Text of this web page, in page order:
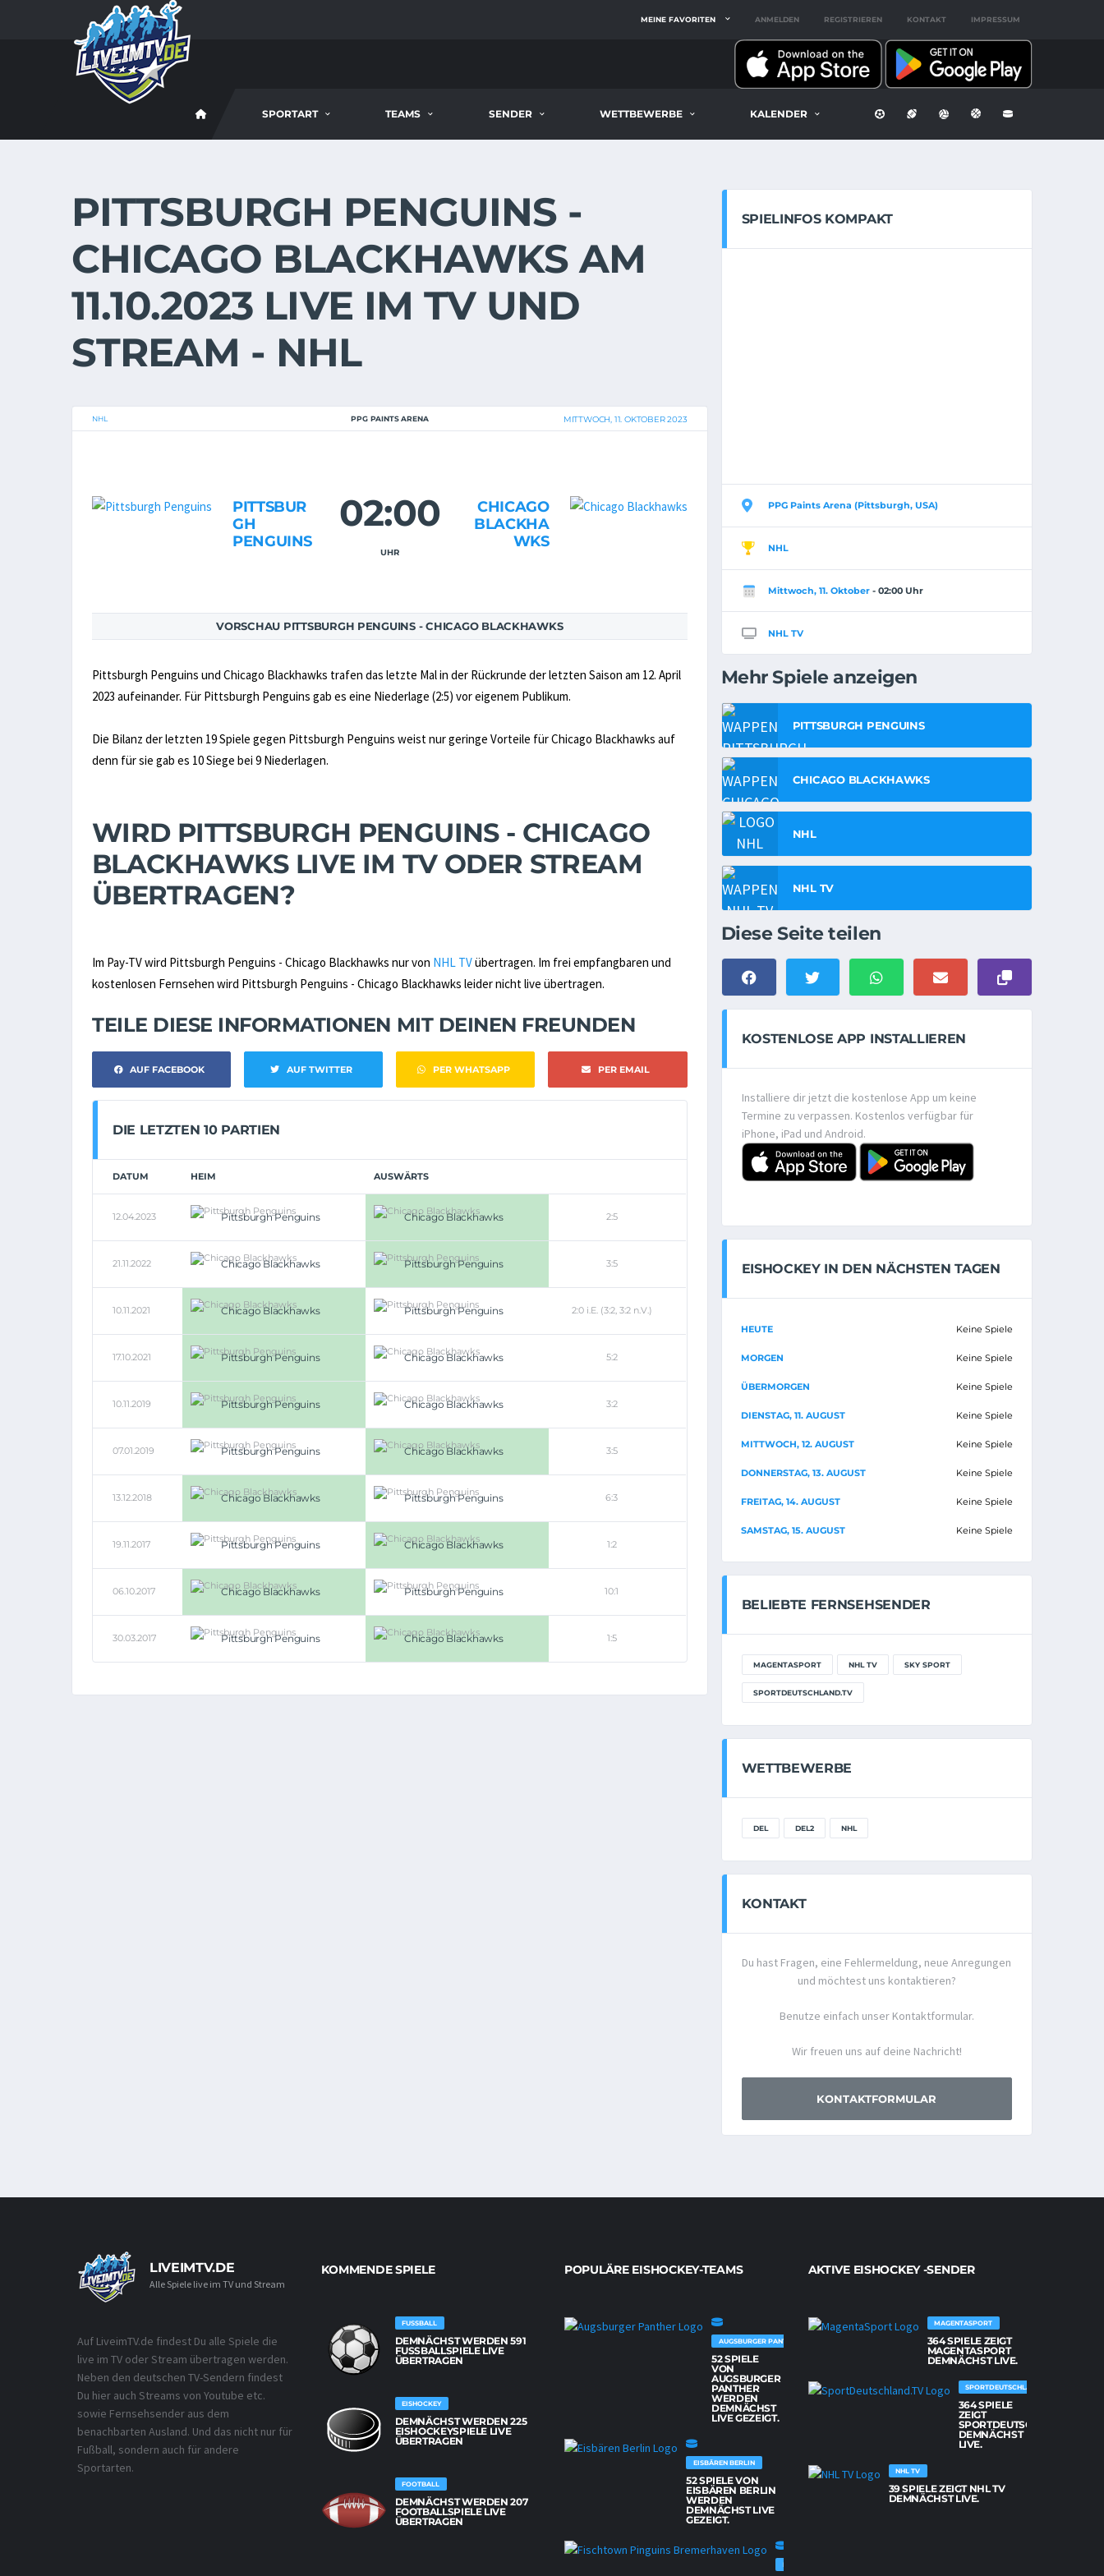
MEINE FAVORITEN ANMELDEN REGISTRIEREN KONTAKT IMPRESSUM
SPORTART TEAMS SENDER WETTBEWERBE KALENDER
PITTSBURGH PENGUINS -
CHICAGO BLACKHAWKS AM
11.10.2023 LIVE IM TV UND
STREAM - NHL
NHL PPG PAINTS ARENA MITTWOCH, 11. OKTOBER 2023
PITTSBUR
GH
PENGUINS
02:00
UHR
CHICAGO
BLACKHA
WKS
VORSCHAU PITTSBURGH PENGUINS - CHICAGO BLACKHAWKS
Pittsburgh Penguins und Chicago Blackhawks trafen das letzte Mal in der Rückrunde der letzten Saison am 12. April
2023 aufeinander. Für Pittsburgh Penguins gab es eine Niederlage (2:5) vor eigenem Publikum.
Die Bilanz der letzten 19 Spiele gegen Pittsburgh Penguins weist nur geringe Vorteile für Chicago Blackhawks auf
denn für sie gab es 10 Siege bei 9 Niederlagen.
WIRD PITTSBURGH PENGUINS - CHICAGO
BLACKHAWKS LIVE IM TV ODER STREAM
ÜBERTRAGEN?
Im Pay-TV wird Pittsburgh Penguins - Chicago Blackhawks nur von NHL TVübertragen. Im frei empfangbaren und
kostenlosen Fernsehen wird Pittsburgh Penguins - Chicago Blackhawks leider nicht live übertragen.
TEILE DIESE INFORMATIONEN MIT DEINEN FREUNDEN
AUF FACEBOOK AUF TWITTER PER WHATSAPP PER EMAIL
DIE LETZTEN 10 PARTIEN
DATUM HEIM AUSWÄRTS
12.04.2023 Pittsburgh Penguins Chicago Blackhawks 2:5
21.11.2022 Chicago Blackhawks Pittsburgh Penguins 3:5
10.11.2021 Chicago Blackhawks Pittsburgh Penguins 2:0 i.E. (3:2, 3:2 n.V.)
17.10.2021 Pittsburgh Penguins Chicago Blackhawks 5:2
10.11.2019 Pittsburgh Penguins Chicago Blackhawks 3:2
07.01.2019 Pittsburgh Penguins Chicago Blackhawks 3:5
13.12.2018 Chicago Blackhawks Pittsburgh Penguins 6:3
19.11.2017 Pittsburgh Penguins Chicago Blackhawks 1:2
06.10.2017 Chicago Blackhawks Pittsburgh Penguins 10:1
30.03.2017 Pittsburgh Penguins Chicago Blackhawks 1:5
SPIELINFOS KOMPAKT
PPG Paints Arena (Pittsburgh, USA)
NHL
Mittwoch, 11. Oktober- 02:00 Uhr
NHL TV
Mehr Spiele anzeigen
PITTSBURGH PENGUINS
CHICAGO BLACKHAWKS
NHL
NHL TV
Diese Seite teilen
KOSTENLOSE APP INSTALLIEREN
Installiere dir jetzt die kostenlose App um keine
Termine zu verpassen. Kostenlos verfügbar für
iPhone, iPad und Android.
EISHOCKEY IN DEN NÄCHSTEN TAGEN
HEUTE Keine Spiele
MORGEN Keine Spiele
ÜBERMORGEN Keine Spiele
DIENSTAG, 11. AUGUST Keine Spiele
MITTWOCH, 12. AUGUST Keine Spiele
DONNERSTAG, 13. AUGUST Keine Spiele
FREITAG, 14. AUGUST Keine Spiele
SAMSTAG, 15. AUGUST Keine Spiele
BELIEBTE FERNSEHSENDER
MAGENTASPORT NHL TV SKY SPORT
SPORTDEUTSCHLAND.TV
WETTBEWERBE
DEL DEL2 NHL
KONTAKT
Du hast Fragen, eine Fehlermeldung, neue Anregungen
und möchtest uns kontaktieren?
Benutze einfach unser Kontaktformular.
Wir freuen uns auf deine Nachricht!
KONTAKTFORMULAR
LIVEIMTV.DE
Alle Spiele live im TV und Stream
Auf LiveimTV.de findest Du alle Spiele die
live im TV oder Stream übertragen werden.
Neben den deutschen TV-Sendern findest
Du hier auch Streams von Youtube etc.
sowie Fernsehsender aus dem
benachbarten Ausland. Und das nicht nur für
Fußball, sondern auch für andere
Sportarten.
KOMMENDE SPIELE
FUSSBALL
DEMNÄCHST WERDEN 591
FUSSBALLSPIELE LIVE Ü
BERTRAGEN
EISHOCKEY
DEMNÄCHST WERDEN 225
EISHOCKEYSPIELE LIVE
ÜBERTRAGEN
FOOTBALL
DEMNÄCHST WERDEN 207
FOOTBALLSPIELE LIVE
ÜBERTRAGEN
POPULÄRE EISHOCKEY-TEAMS
AUGSBURGER PANTHER
52 SPIELE
VON
AUGSBURGER
PANTHER
WERDEN
DEMNÄCHST
LIVE GEZEIGT.
EISBÄREN BERLIN
52 SPIELE VON
EISBÄREN BERLIN
WERDEN
DEMNÄCHST LIVE
GEZEIGT.
FISCHTOWN PINGUINS BREMERHAVEN
AKTIVE EISHOCKEY -SENDER
MAGENTASPORT
364 SPIELE ZEIGT
MAGENTASPORT
DEMNÄCHST LIVE.
SPORTDEUTSCHLAND.TV
364 SPIELE
ZEIGT
SPORTDEUTSCHLAND.TV
DEMNÄCHST
LIVE.
NHL TV
39 SPIELE ZEIGT NHL TV
DEMNÄCHST LIVE.